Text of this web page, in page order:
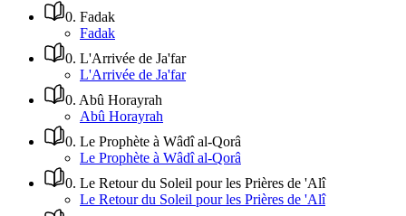
0. Fadak
Fadak
0. L'Arrivée de Ja'far
L'Arrivée de Ja'far
0. Abû Horayrah
Abû Horayrah
0. Le Prophète à Wâdî al-Qorâ
Le Prophète à Wâdî al-Qorâ
0. Le Retour du Soleil pour les Prières de 'Alî
Le Retour du Soleil pour les Prières de 'Alî